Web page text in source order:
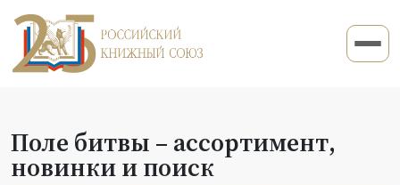
Поле битвы – ассортимент,
новинки и поиск